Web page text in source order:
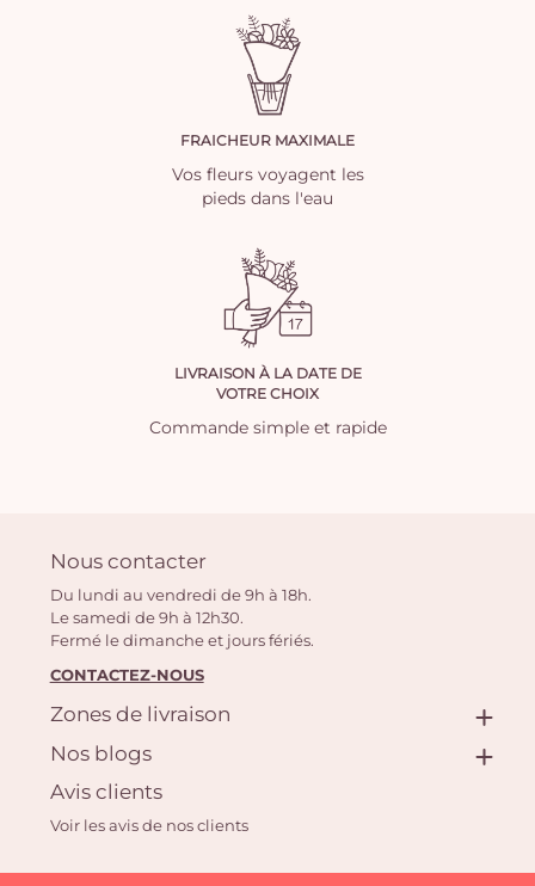
FRAICHEUR MAXIMALE
Vos fleurs voyagent les
pieds dans l'eau
LIVRAISON À LA DATE DE
VOTRE CHOIX
Commande simple et rapide
Nous contacter
Du lundi au vendredi de 9h à 18h.
Le samedi de 9h à 12h30.
Fermé le dimanche et jours fériés.
CONTACTEZ-NOUS
Zones de livraison
Nos blogs
Avis clients
Voir les avis de nos clients